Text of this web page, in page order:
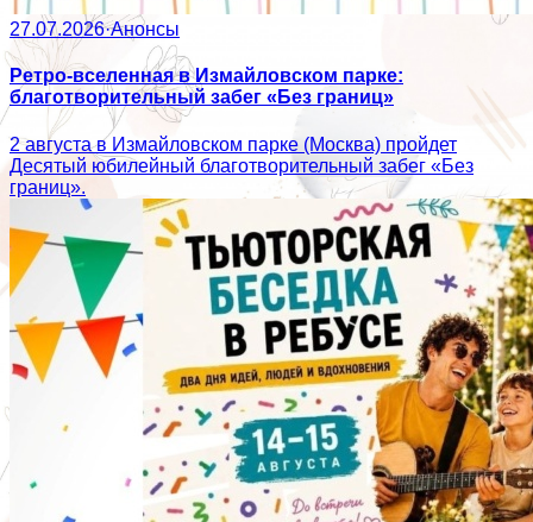
27.07.2026·Анонсы
Ретро-вселенная в Измайловском парке:
благотворительный забег «Без границ»
2 августа в Измайловском парке (Москва) пройдет
Десятый юбилейный благотворительный забег «Без
границ».